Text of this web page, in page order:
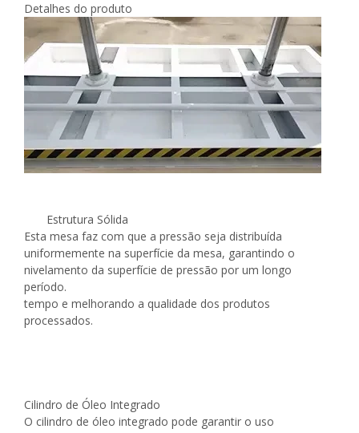
Detalhes do produto
Estrutura Sólida
Esta mesa faz com que a pressão seja distribuída
uniformemente na superfície da mesa, garantindo o
nivelamento da superfície de pressão por um longo
período.
tempo e melhorando a qualidade dos produtos
processados.
Cilindro de Óleo Integrado
O cilindro de óleo integrado pode garantir o uso